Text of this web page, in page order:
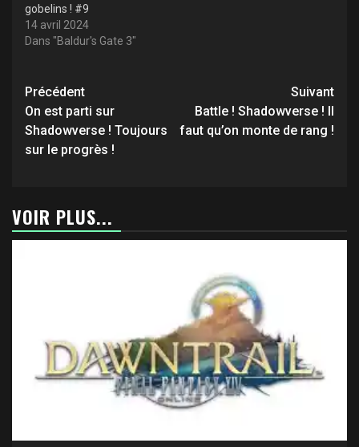
gobelins ! #9
14 avril 2024
Dans "Baldur's Gate 3"
Navigation
d’article
Précédent
On est parti sur
Shadowverse ! Toujours
sur le progrès !
Suivant
Battle ! Shadowverse ! Il
faut qu’on monte de rang !
VOIR PLUS...